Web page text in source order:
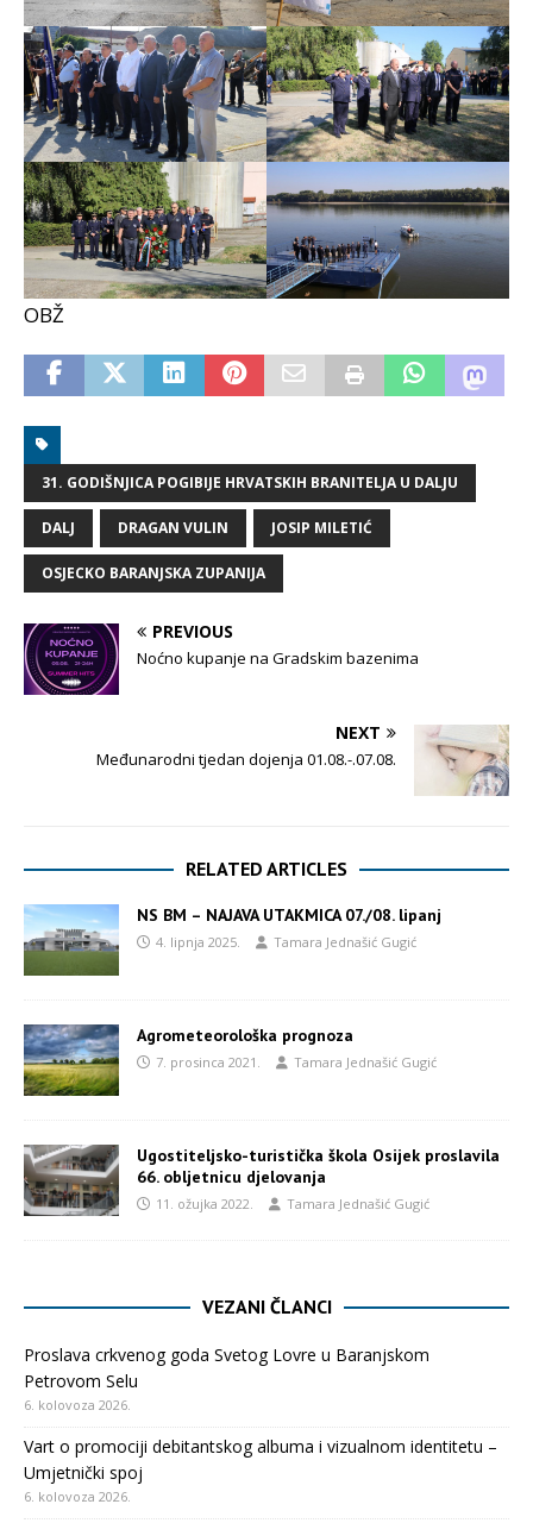
OBŽ
31. GODIŠNJICA POGIBIJE HRVATSKIH BRANITELJA U DALJU
DALJ DRAGAN VULIN JOSIP MILETIĆ
OSJECKO BARANJSKA ZUPANIJA
PREVIOUS
Noćno kupanje na Gradskim bazenima
NEXT
Međunarodni tjedan dojenja 01.08.-.07.08.
RELATED ARTICLES
NS BM – NAJAVA UTAKMICA 07./08. lipanj
4. lipnja 2025. Tamara Jednašić Gugić
Agrometeorološka prognoza
7. prosinca 2021. Tamara Jednašić Gugić
Ugostiteljsko-turistička škola Osijek proslavila
66. obljetnicu djelovanja
11. ožujka 2022. Tamara Jednašić Gugić
VEZANI ČLANCI
Proslava crkvenog goda Svetog Lovre u Baranjskom
Petrovom Selu
6. kolovoza 2026.
Vart o promociji debitantskog albuma i vizualnom identitetu –
Umjetnički spoj
6. kolovoza 2026.